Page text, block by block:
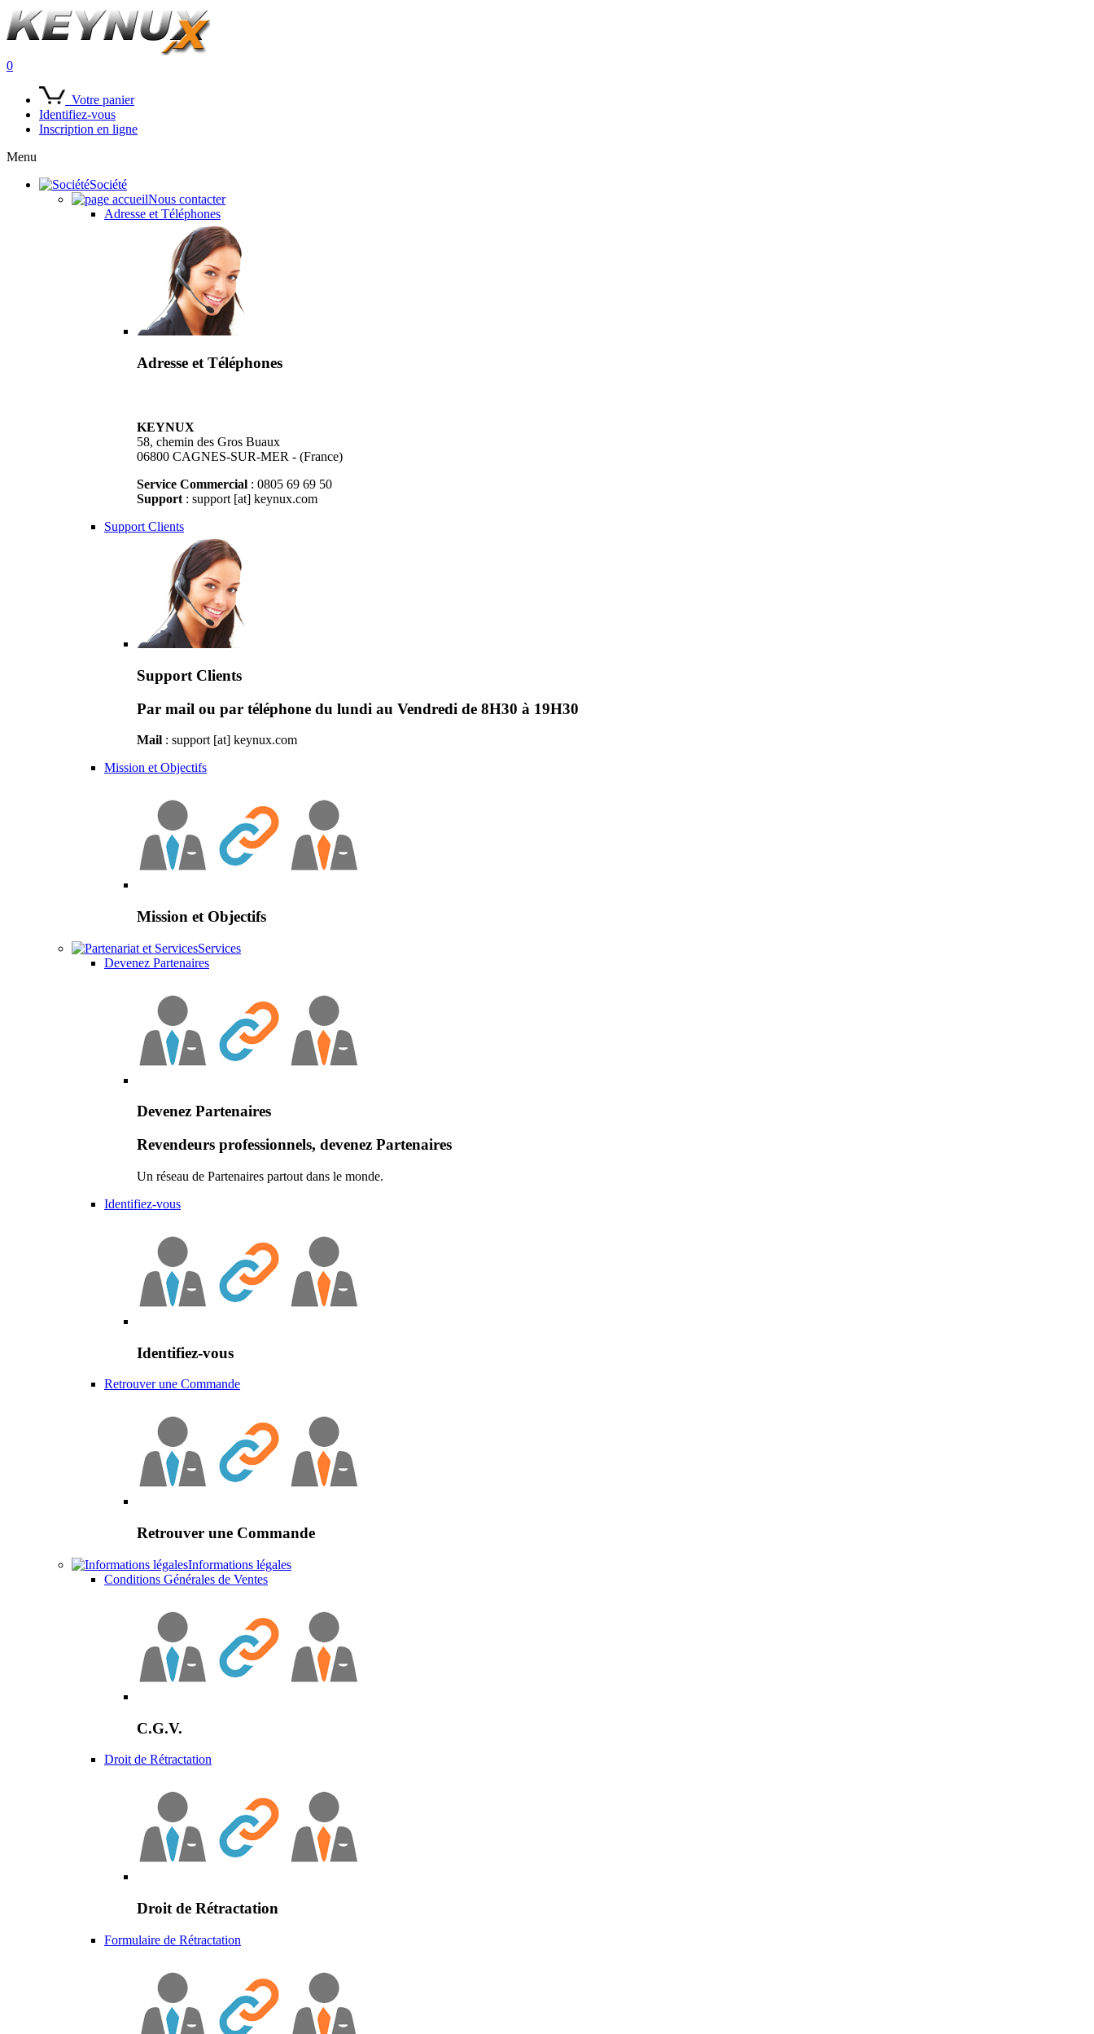
0
Votre panier
Identifiez-vous
Inscription en ligne
Menu
Société
Nous contacter
Adresse et Téléphones
Adresse et Téléphones
KEYNUX
58, chemin des Gros Buaux
06800 CAGNES-SUR-MER - (France)
Service Commercial : 0805 69 69 50
Support : support [at] keynux.com
Support Clients
Support Clients
Par mail ou par téléphone du lundi au Vendredi de 8H30 à 19H30
Mail : support [at] keynux.com
Mission et Objectifs
Mission et Objectifs
Services
Devenez Partenaires
Devenez Partenaires
Revendeurs professionnels, devenez Partenaires
Un réseau de Partenaires partout dans le monde.
Identifiez-vous
Identifiez-vous
Retrouver une Commande
Retrouver une Commande
Informations légales
Conditions Générales de Ventes
C.G.V.
Droit de Rétractation
Droit de Rétractation
Formulaire de Rétractation